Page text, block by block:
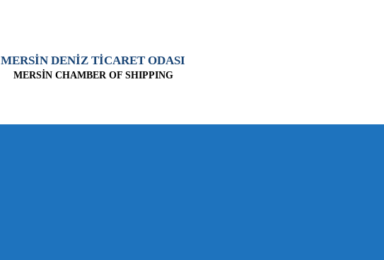
MERSİN DENİZ TİCARET ODASI
MERSİN CHAMBER OF SHIPPING